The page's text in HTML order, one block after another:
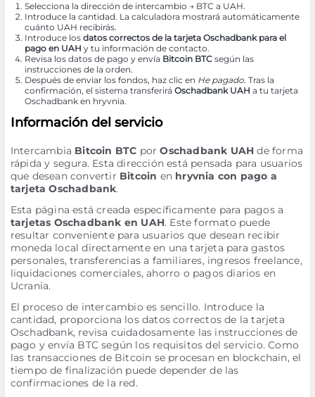
Selecciona la dirección de intercambio → BTC a UAH.
Introduce la cantidad. La calculadora mostrará automáticamente
cuánto UAH recibirás.
Introduce los datos correctos de la tarjeta Oschadbank para el
pago en UAH y tu información de contacto.
Revisa los datos de pago y envía Bitcoin BTCsegún las
instrucciones de la orden.
Después de enviar los fondos, haz clic en He pagado. Tras la
confirmación, el sistema transferirá Oschadbank UAH a tu tarjeta
Oschadbank en hryvnia.
Información del servicio
Intercambia Bitcoin BTC porOschadbank UAH de forma
rápida y segura. Esta dirección está pensada para usuarios
que desean convertir Bitcoin en hryvnia con pago a
tarjeta Oschadbank.
Esta página está creada específicamente para pagos a
tarjetas Oschadbank en UAH. Este formato puede
resultar conveniente para usuarios que desean recibir
moneda local directamente en una tarjeta para gastos
personales, transferencias a familiares, ingresos freelance,
liquidaciones comerciales, ahorro o pagos diarios en
Ucrania.
El proceso de intercambio es sencillo. Introduce la
cantidad, proporciona los datos correctos de la tarjeta
Oschadbank, revisa cuidadosamente las instrucciones de
pago y envía BTC según los requisitos del servicio. Como
las transacciones de Bitcoin se procesan en blockchain, el
tiempo de finalización puede depender de las
confirmaciones de la red.